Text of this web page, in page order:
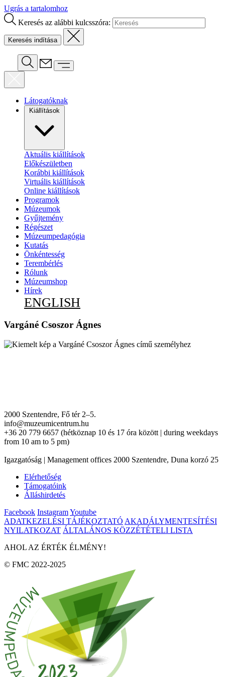
Ugrás a tartalomhoz
Keresés az alábbi kulcsszóra:
Látogatóknak
Kiállítások
Aktuális kiállítások
Előkészületben
Korábbi kiállítások
Virtuális kiállítások
Online kiállítások
Programok
Múzeumok
Gyűjtemény
Régészet
Múzeumpedagógia
Kutatás
Önkéntesség
Terembérlés
Rólunk
Múzeumshop
Hírek
ENGLISH
Vargáné Csoszor Ágnes
2000 Szentendre, Fő tér 2–5.
info@muzeumicentrum.hu
+36 20 779 6657 (hétköznap 10 és 17 óra között | during weekdays
from 10 am to 5 pm)
Igazgatóság | Management offices 2000 Szentendre, Duna korzó 25
Elérhetőség
Támogatóink
Álláshirdetés
Facebook InstagramYoutube
ADATKEZELÉSI TÁJÉKOZTATÓ AKADÁLYMENTESÍTÉSI
NYILATKOZAT ÁLTALÁNOS KÖZZÉTÉTELI LISTA
AHOL AZ ÉRTÉK ÉLMÉNY!
© FMC 2022-2025